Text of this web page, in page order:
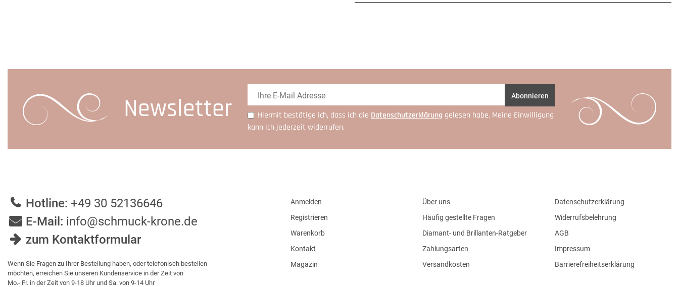
Newsletter Abonnieren
Hiermit bestätige ich, dass ich die Daten­schutz­erklärung gelesen habe. Meine Einwilligung
kann ich jederzeit widerrufen.
Hotline: +49 30 52136646
E-Mail: info@schmuck-krone.de
zum Kontaktformular
Wenn Sie Fragen zu Ihrer Bestellung haben, oder telefonisch bestellen
möchten, erreichen Sie unseren Kundenservice in der Zeit von
Mo.- Fr. in der Zeit von 9-18 Uhr und Sa. von 9-14 Uhr
Anmelden
Registrieren
Warenkorb
Kontakt
Magazin
Über uns
Häufig gestellte Fragen
Diamant- und Brillanten-Ratgeber
Zahlungsarten
Versandkosten
Datenschutzerklärung
Widerrufsbelehrung
AGB
Impressum
Barrierefreiheitserklärung